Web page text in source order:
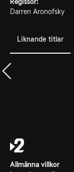
Darren Aronofsky
Liknande titlar
Allmänna villkor